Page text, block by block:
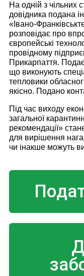
На одній з чільних
довідника подана
«Івано-
розповідає про
європейські
провідному
Прикарпаття.
що виконують
тепловики
якісно. Подано
Під час виходу
загальної
рекомендації»
для вирішення
чи інакше можуть